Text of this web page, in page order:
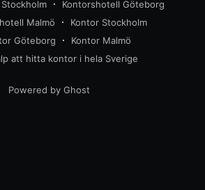
Kontorshotell Göteborg
Malmö
Kontor Stockholm
Göteborg
Kontor Malmö
att hitta kontor i hela Sverige
Powered by Ghost